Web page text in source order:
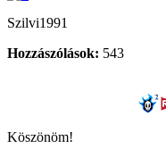
Szilvi1991
Hozzászólások: 543
Köszönöm!